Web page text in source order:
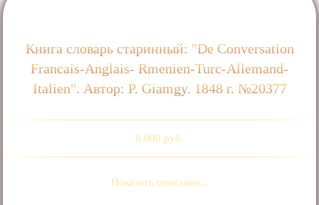
Книга словарь старинный: "De Conversation
Francais-Anglais- Rmenien-Turc-Allemand-
Italien". Автор: P. Giamgy. 1848 г. №20377
8 000 руб.
Показать описание...